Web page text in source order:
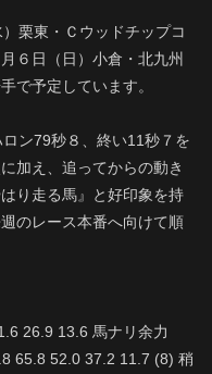
栗東・Ｃウッドチップコ
６日（日）小倉・北九州
で予定しています。
ン79秒８、終い11秒７を
加え、追ってからの動き
り走る馬』と好印象を持
のレース本番へ向けて順
26.9 13.6 馬ナリ余力
65.8 52.0 37.2 11.7 (8) 稍